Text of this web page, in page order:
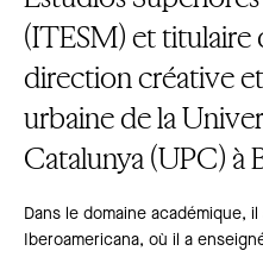
(ITESM) et titulaire
direction créative
urbaine de la
Catalunya (UPC) à
Dans le domaine académique,
Iberoamericana, où il a